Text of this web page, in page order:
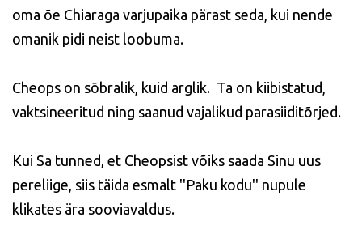
oma õe Chiaraga varjupaika pärast seda, kui nende
omanik pidi neist loobuma.
Cheops on sõbralik, kuid arglik. Ta on kiibistatud,
vaktsineeritud ning saanud vajalikud parasiiditõrjed.
Kui Sa tunned, et Cheopsist võiks saada Sinu uus
pereliige, siis täida esmalt ''Paku kodu'' nupule
klikates ära sooviavaldus.